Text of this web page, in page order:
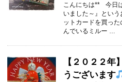
こんにちは** 今日
いました～』という
ットカードを買っ
んでいるミルー ...
【２０２２年
うございます